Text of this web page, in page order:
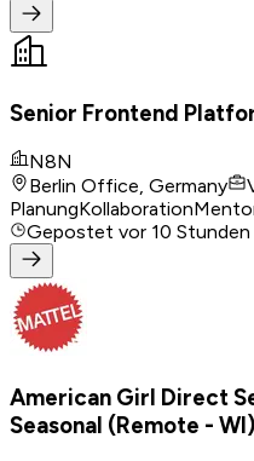
Senior Frontend
N8N
Berlin Office, Germany
PlanungKollaboration
Gepostet vor 10 Stunden
American Girl Direct
Seasonal (Remote -